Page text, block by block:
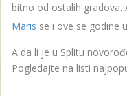
bitno od ostalih gradova.
Maris se i ove se godine
A da li je u Splitu
Pogledajte na listi